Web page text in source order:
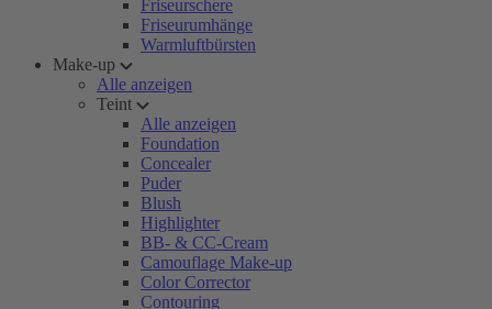
Friseurschere
Friseurumhänge
Warmluftbürsten
Make-up
Alle anzeigen
Teint
Alle anzeigen
Foundation
Concealer
Puder
Blush
Highlighter
BB- & CC-Cream
Camouflage Make-up
Color Corrector
Contouring